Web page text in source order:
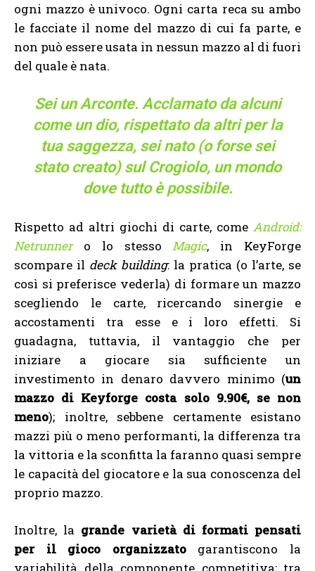
ogni mazzo è univoco. Ogni carta reca su ambo
le facciate il nome del mazzo di cui fa parte, e
non può essere usata in nessun mazzo al di fuori
del quale è nata.
Sei un Arconte. Acclamato da alcuni
come un dio, rispettato da altri per la
tua saggezza, sei nato (o forse sei
stato creato) sul Crogiolo, un mondo
dove tutto è possibile.
Rispetto ad altri giochi di carte, come Android:
Netrunnero lo stesso Magic, in KeyForge
scompare il deck building: la pratica (o l’arte, se
così si preferisce vederla) di formare un mazzo
scegliendo le carte, ricercando sinergie e
accostamenti tra esse e i loro effetti. Si
guadagna, tuttavia, il vantaggio che per
iniziare a giocare sia sufficiente un
investimento in denaro davvero minimo (un
mazzo di Keyforge costa solo 9.90€, se non
meno); inoltre, sebbene certamente esistano
mazzi più o meno performanti, la differenza tra
la vittoria e la sconfitta la faranno quasi sempre
le capacità del giocatore e la sua conoscenza del
proprio mazzo.
Inoltre, la grande varietà di formati pensati
per il gioco organizzatogarantiscono la